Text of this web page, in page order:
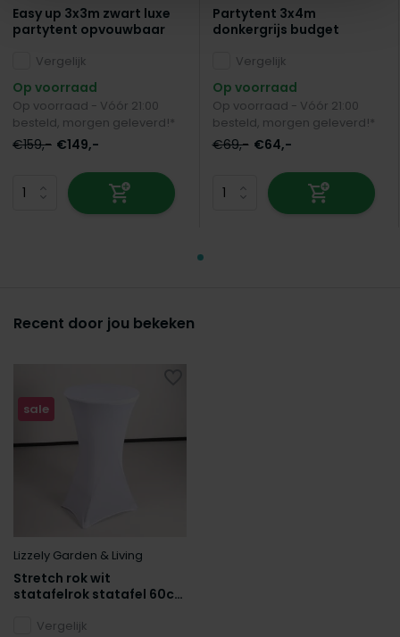
Easy up 3x3m zwart luxe
partytent opvouwbaar
Vergelijk
Op voorraad
Op voorraad - Vóór 21:00
besteld, morgen geleverd!*
€159,- €149,-
Partytent 3x4m
donkergrijs budget
Vergelijk
Op voorraad
Op voorraad - Vóór 21:00
besteld, morgen geleverd!*
€69,- €64,-
Recent door jou bekeken
sale
Lizzely Garden & Living
Stretch rok wit
statafelrok statafel 60cm
Vergelijk